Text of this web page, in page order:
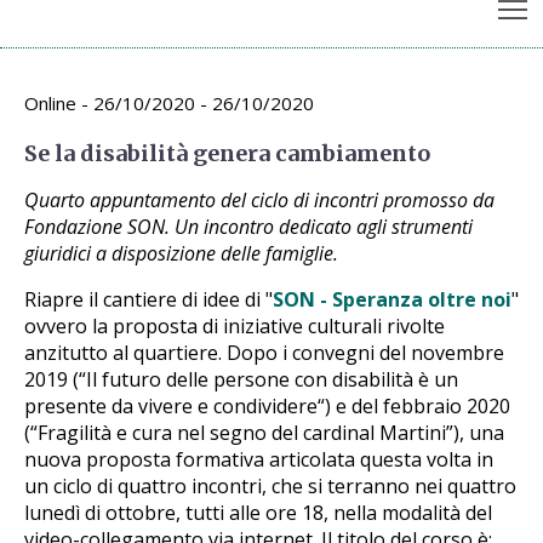
Archivio appuntamenti
Online - 26/10/2020 - 26/10/2020
Se la disabilità genera cambiamento
Quarto appuntamento del ciclo di incontri promosso da
Fondazione SON. Un incontro dedicato agli strumenti
giuridici a disposizione delle famiglie.
Riapre il cantiere di idee di "SON - Speranza oltre noi"
ovvero la proposta di iniziative culturali rivolte
anzitutto al quartiere. Dopo i convegni del novembre
2019 (“Il futuro delle persone con disabilità è un
presente da vivere e condividere“) e del febbraio 2020
(“Fragilità e cura nel segno del cardinal Martini”), una
nuova proposta formativa articolata questa volta in
un ciclo di quattro incontri, che si terranno nei quattro
lunedì di ottobre, tutti alle ore 18, nella modalità del